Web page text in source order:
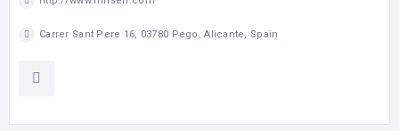
Carrer Sant Pere 16, 03780 Pego, Alicante, Spain